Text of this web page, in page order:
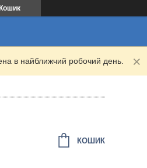
Кошик
в найближчий робочий день.
КОШИК